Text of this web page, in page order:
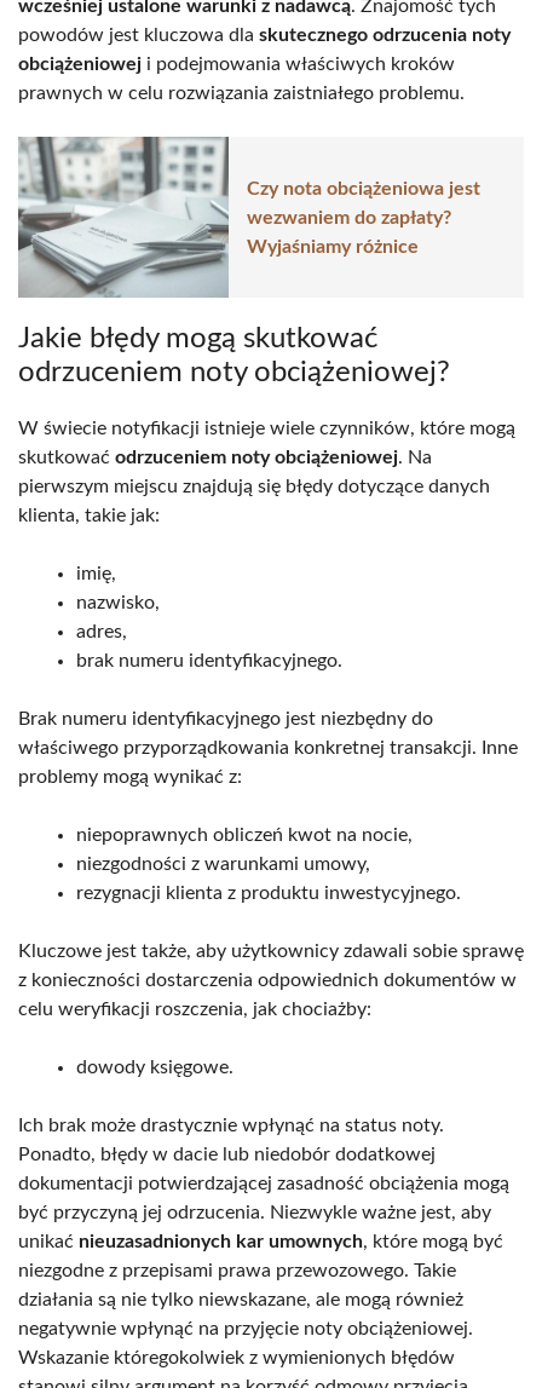
wcześniej ustalone warunki z nadawcą. Znajomość tych
powodów jest kluczowa dla skutecznego odrzucenia noty
obciążeniowej i podejmowania właściwych kroków
prawnych w celu rozwiązania zaistniałego problemu.
Czy nota obciążeniowa jest
wezwaniem do zapłaty?
Wyjaśniamy różnice
Jakie błędy mogą skutkować
odrzuceniem noty obciążeniowej?
W świecie notyfikacji istnieje wiele czynników, które mogą
skutkować odrzuceniem noty obciążeniowej. Na
pierwszym miejscu znajdują się błędy dotyczące danych
klienta, takie jak:
imię,
nazwisko,
adres,
brak numeru identyfikacyjnego.
Brak numeru identyfikacyjnego jest niezbędny do
właściwego przyporządkowania konkretnej transakcji. Inne
problemy mogą wynikać z:
niepoprawnych obliczeń kwot na nocie,
niezgodności z warunkami umowy,
rezygnacji klienta z produktu inwestycyjnego.
Kluczowe jest także, aby użytkownicy zdawali sobie sprawę
z konieczności dostarczenia odpowiednich dokumentów w
celu weryfikacji roszczenia, jak chociażby:
dowody księgowe.
Ich brak może drastycznie wpłynąć na status noty.
Ponadto, błędy w dacie lub niedobór dodatkowej
dokumentacji potwierdzającej zasadność obciążenia mogą
być przyczyną jej odrzucenia. Niezwykle ważne jest, aby
unikać nieuzasadnionych kar umownych, które mogą być
niezgodne z przepisami prawa przewozowego. Takie
działania są nie tylko niewskazane, ale mogą również
negatywnie wpłynąć na przyjęcie noty obciążeniowej.
Wskazanie któregokolwiek z wymienionych błędów